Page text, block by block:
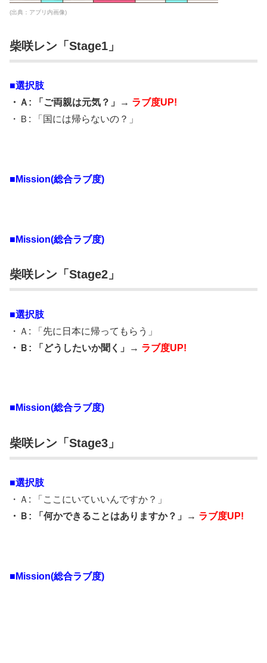
(出典：アプリ内画像)
柴咲レン「Stage1」
■選択肢
・Ａ: 「ご両親は元気？」→ ラブ度UP!
・Ｂ: 「国には帰らないの？」
■Mission(総合ラブ度)
■Mission(総合ラブ度)
柴咲レン「Stage2」
■選択肢
・Ａ: 「先に日本に帰ってもらう」
・Ｂ: 「どうしたいか聞く」→ ラブ度UP!
■Mission(総合ラブ度)
柴咲レン「Stage3」
■選択肢
・Ａ: 「ここにいていいんですか？」
・Ｂ: 「何かできることはありますか？」→ ラブ度UP!
■Mission(総合ラブ度)